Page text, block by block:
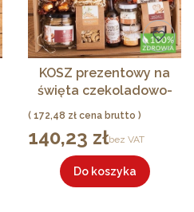
KOSZ prezentowy na
święta czekoladowo-
kawowy kawa, syrop,
Cena
172,48 zł
Cena
140,23 złbez VAT
Do koszyka